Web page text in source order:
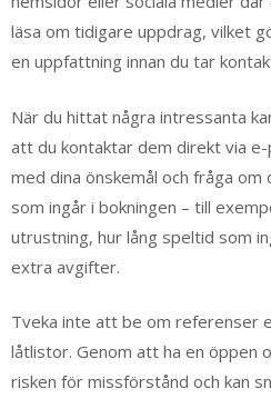
läsa om tidigare uppdrag, vilket
en uppfattning innan du tar
När du hittat några intressanta
att du kontaktar dem direkt via
med dina önskemål och fråga
som ingår i bokningen – till
utrustning, hur lång speltid som
extra avgifter.
Tveka inte att be om referenser
låtlistor. Genom att ha en öppen
risken för missförstånd och kan